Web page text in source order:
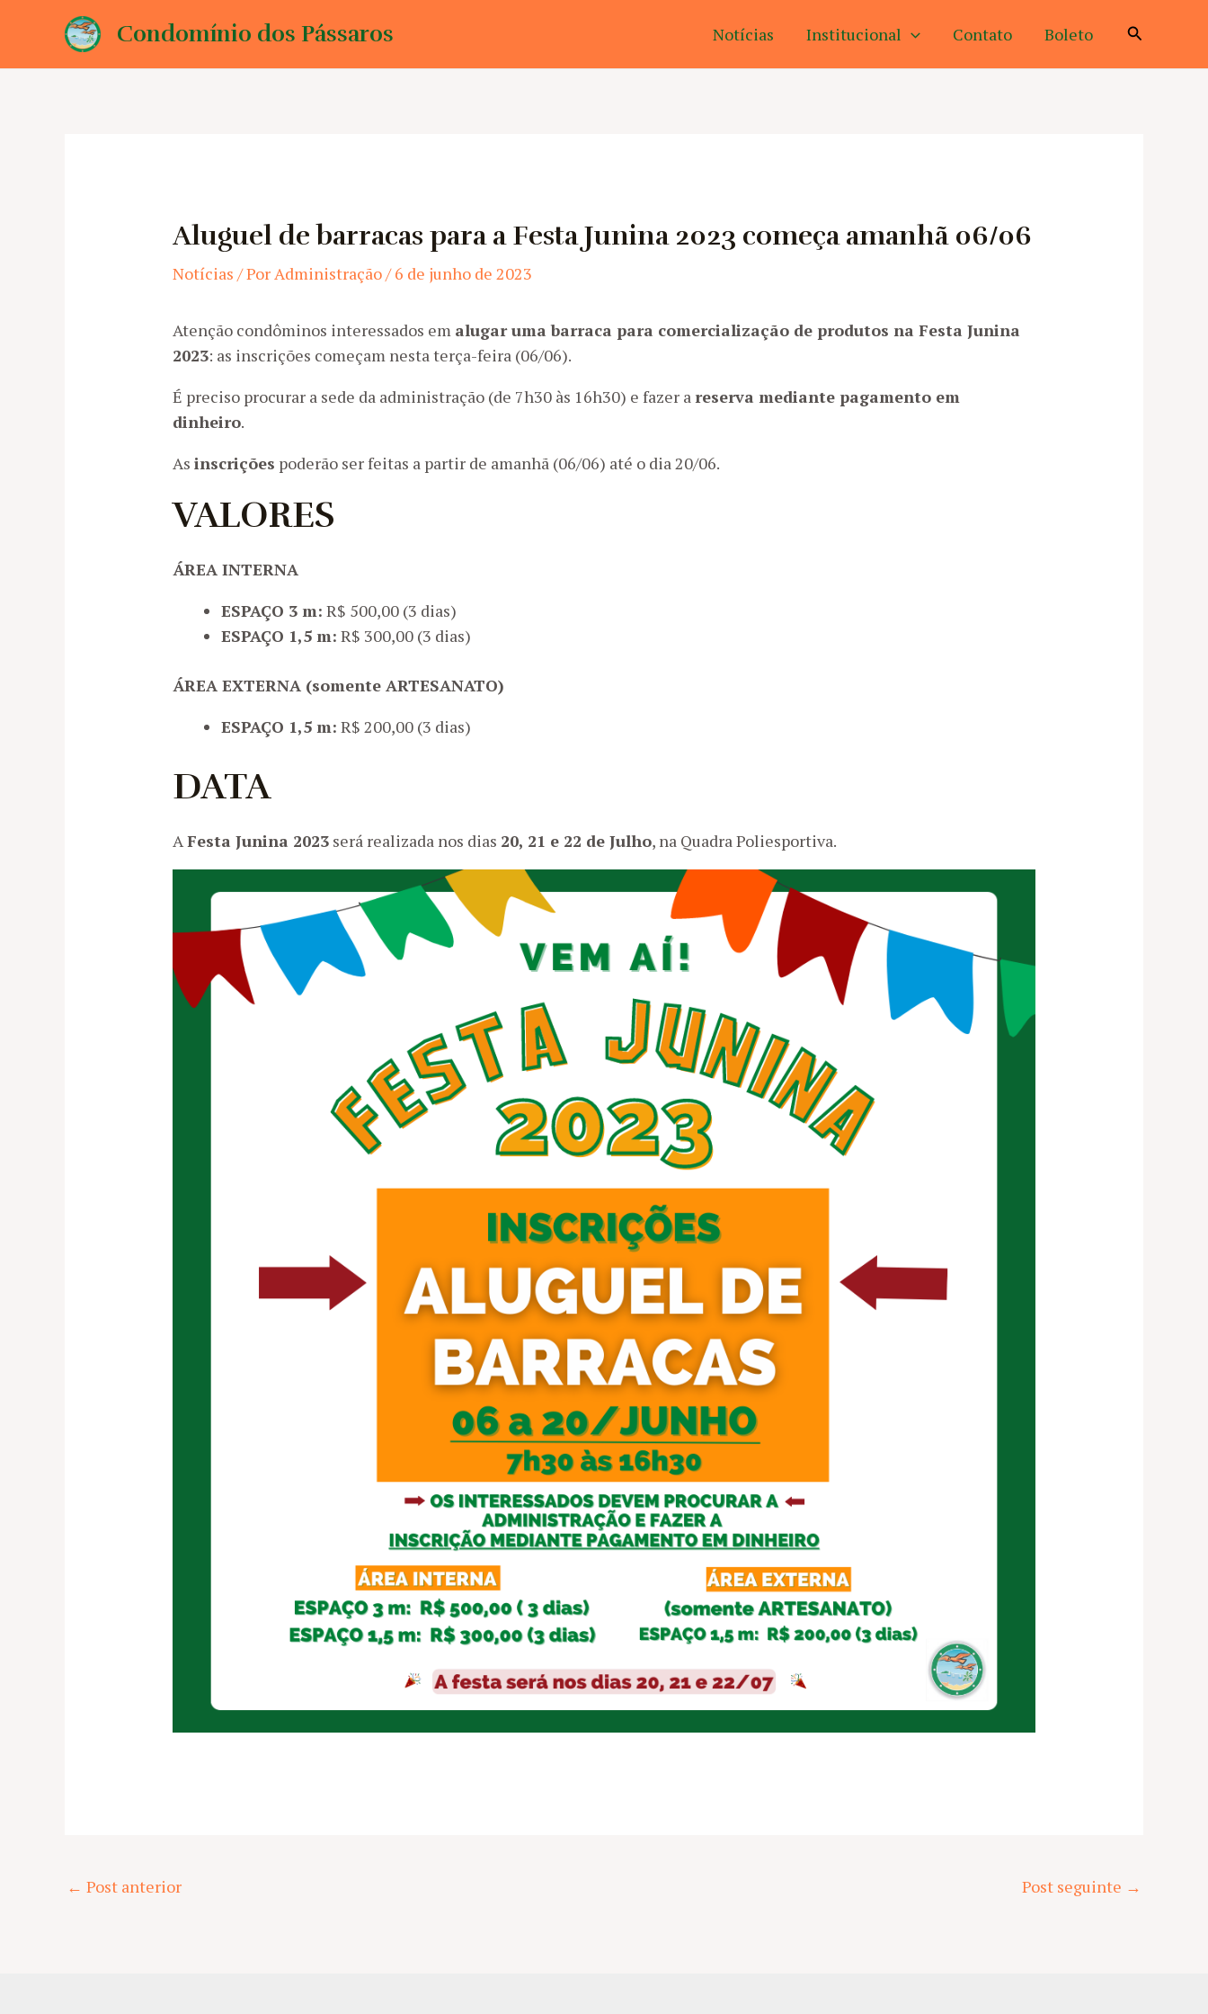
Condomínio dos Pássaros Notícias Institucional Contato Boleto Pesquisar
Aluguel de barracas para a Festa Junina 2023 começa amanhã 06/06
Notícias / PorAdministração/6 de junho de 2023
Atenção condôminos interessados em alugar uma barraca para comercialização de produtos na Festa Junina
2023: as inscrições começam nesta terça-feira (06/06).
É preciso procurar a sede da administração (de 7h30 às 16h30) e fazer areserva mediante pagamento em
dinheiro.
Asinscrições poderão ser feitas a partir de amanhã (06/06) até o dia 20/06.
VALORES
ÁREA INTERNA
ESPAÇO 3 m: R$ 500,00 (3 dias)
ESPAÇO 1,5 m: R$ 300,00 (3 dias)
ÁREA EXTERNA (somente ARTESANATO)
ESPAÇO 1,5 m: R$ 200,00 (3 dias)
DATA
AFesta Junina 2023 será realizada nos dias 20, 21 e 22 de Julho, na Quadra Poliesportiva.
Post
← Post anterior Post seguinte →